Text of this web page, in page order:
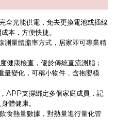
全光能供電，免去更換電池或插線
本，方便快捷。
測量體脂率方式，居家即可專業精
健康檢查，優於傳統直流測脂；
變化，可稱小物件，含抱嬰模
APP支撐綁定多個家庭成員，記
體健康。
食熱量數據，對熱量進行量化管